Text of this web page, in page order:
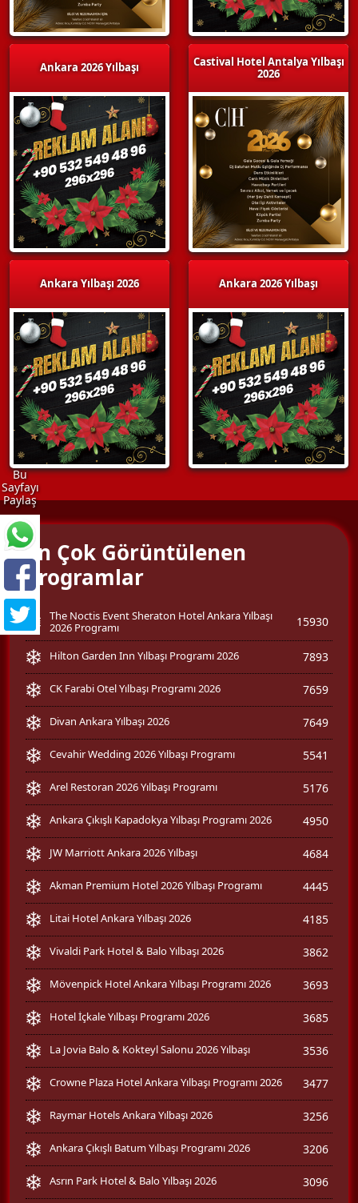
Ankara 2026 Yılbaşı
Ankara Yılbaşı 2026
Castival Hotel Antalya Yılbaşı
2026
Ankara 2026 Yılbaşı
Bu
Sayfayı
Paylaş
En Çok Görüntülenen
Programlar
The Noctis Event Sheraton Hotel Ankara Yılbaşı
2026 Programı
15930
Hilton Garden Inn Yılbaşı Programı 2026 7893
CK Farabi Otel Yılbaşı Programı 2026 7659
Divan Ankara Yılbaşı 2026 7649
Cevahir Wedding 2026 Yılbaşı Programı 5541
Arel Restoran 2026 Yılbaşı Programı 5176
Ankara Çıkışlı Kapadokya Yılbaşı Programı 2026 4950
JW Marriott Ankara 2026 Yılbaşı 4684
Akman Premium Hotel 2026 Yılbaşı Programı 4445
Litai Hotel Ankara Yılbaşı 2026 4185
Vivaldi Park Hotel & Balo Yılbaşı 2026 3862
Mövenpick Hotel Ankara Yılbaşı Programı 2026 3693
Hotel İçkale Yılbaşı Programı 2026 3685
La Jovia Balo & Kokteyl Salonu 2026 Yılbaşı 3536
Crowne Plaza Hotel Ankara Yılbaşı Programı 2026 3477
Raymar Hotels Ankara Yılbaşı 2026 3256
Ankara Çıkışlı Batum Yılbaşı Programı 2026 3206
Asrın Park Hotel & Balo Yılbaşı 2026 3096